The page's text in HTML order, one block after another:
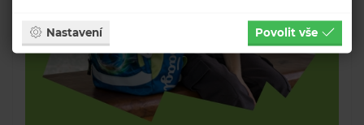
Nastavení Povolit vše